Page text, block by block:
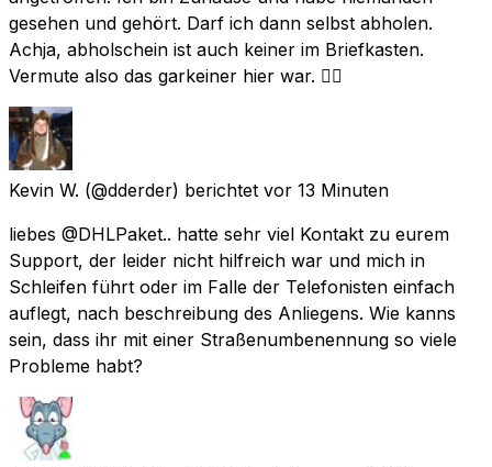
gesehen und gehört. Darf ich dann selbst abholen.
Achja, abholschein ist auch keiner im Briefkasten.
Vermute also das garkeiner hier war. 👍🏻
Kevin W. (@dderder) berichtet vor 13 Minuten
liebes @DHLPaket.. hatte sehr viel Kontakt zu eurem
Support, der leider nicht hilfreich war und mich in
Schleifen führt oder im Falle der Telefonisten einfach
auflegt, nach beschreibung des Anliegens. Wie kanns
sein, dass ihr mit einer Straßenumbenennung so viele
Probleme habt?